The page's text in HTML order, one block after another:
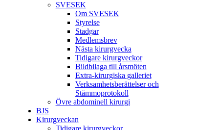
SVESEK
Om SVESEK
Styrelse
Stadgar
Medlemsbrev
Nästa kirurgvecka
Tidigare kirurgveckor
Bildbilaga till årsmöten
Extra-kirurgiska galleriet
Verksamhetsberättelser och
Stämmoprotokoll
Övre abdominell kirurgi
BJS
Kirurgveckan
Tidigare kirurgveckor